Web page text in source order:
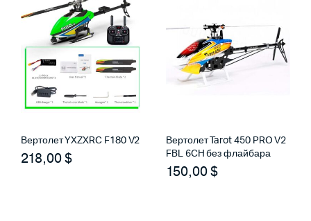
Вертолет YXZXRC F180 V2
218,00$
Вертолет Tarot 450 PRO V2
FBL 6CH без флайбара
150,00$